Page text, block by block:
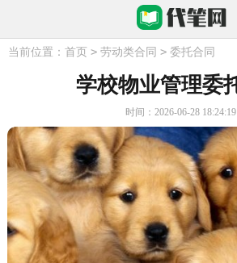
当前位置： 首页 > 劳动类合同 > 委托合同
学校物业管理委
时间：2026-06-28 18:24:19